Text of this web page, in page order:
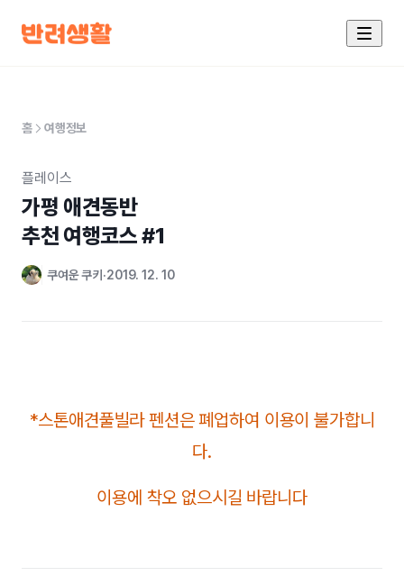
홈 여행정보
플레이스
가평 애견동반
추천 여행코스 #1
쿠여운 쿠키 2019. 12. 10
*스톤애견풀빌라 펜션은 폐업하여 이용이 불가합니
다.
이용에 착오 없으시길 바랍니다